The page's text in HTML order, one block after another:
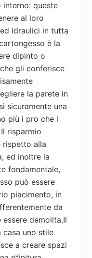
interno: queste
al loro
idraulici in tutta
è la
dipinto o
gli conferisce
la parete in
sicuramente una
più i pro che i
risparmio
rispetto alla
ed inoltre la
fondamentale,
può essere
piacimento, in
da
demolita.Il
uno stile
a creare spazi